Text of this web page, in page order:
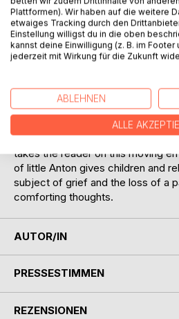
BESCHREIBUNG
Anton's mom is seriously ill and
Anton. Anton misses life before
that she will soon have to leave
has thought of something special
The story of Anton and his
written children's book about
takes the reader on this moving
of little Anton gives children and
subject of grief and the loss of a
comforting thoughts.
AUTOR/IN
PRESSESTIMMEN
REZENSIONEN
Plattformen). Wir haben auf die weitere
etwaiges Tracking durch den
Einstellung willigst du in die oben
kannst deine Einwilligung (z. B. im Footer
jederzeit mit Wirkung für die Zukunft
ABLEHNEN
ALLE